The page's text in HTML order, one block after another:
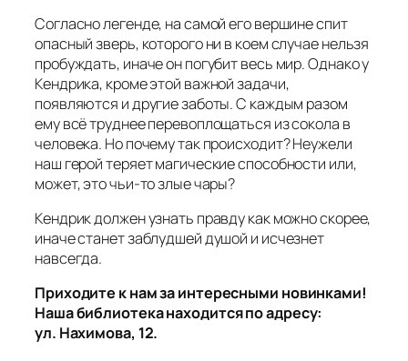
Согласно легенде, на самой его вершине спит
опасный зверь, которого ни в коем случае нельзя
пробуждать, иначе он погубит весь мир. Однако у
Кендрика, кроме этой важной задачи,
появляются и другие заботы. С каждым разом
ему всё труднее перевоплощаться из сокола в
человека. Но почему так происходит? Неужели
наш герой теряет магические способности или,
может, это чьи‑то злые чары?
Кендрик должен узнать правду как можно скорее,
иначе станет заблудшей душой и исчезнет
навсегда.
Приходите к нам за интересными новинками!
Наша библиотека находится по адресу:
ул. Нахимова, 12.